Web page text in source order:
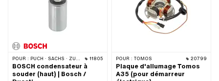
POUR : PUCH · SACHS · ZÜNDAPP BELMONDO · TOMOS · DKW · HERCULES · KREIDLER · ZÜNDAPP · KTM · RIXE 11805
BOSCH condensateur à
souder (haut) | Bosch /
POUR : TOMOS 20799
Plaque d'allumage Tomos
A35 (pour démarreur